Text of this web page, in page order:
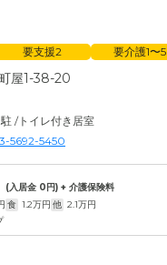
要支援2 要介護1〜5
屋1-38-20
/トイレ付き居室
5692-5450
(入居金 0 円) + 介護保険料
食 1.2万円 他 2.1万円